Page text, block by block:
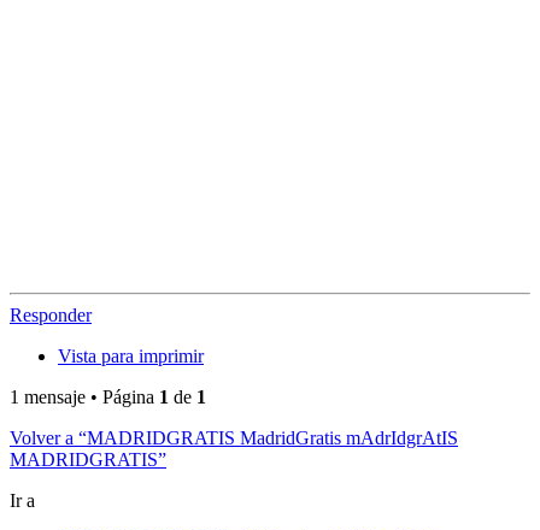
Responder
Vista para imprimir
1 mensaje • Página 1 de 1
Volver a “MADRIDGRATIS MadridGratis mAdrIdgrAtIS
MADRIDGRATIS”
Ir a